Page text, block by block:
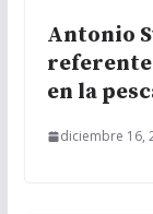
Antonio
en la
diciembre 16,